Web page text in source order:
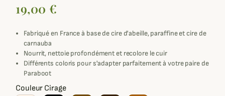
19,00 €
Fabriqué en France à base de cire d'abeille, paraffine et cire de
carnauba
Nourrit, nettoie profondément et recolore le cuir
Différents coloris pour s'adapter parfaitement à votre paire de
Paraboot
Couleur Cirage